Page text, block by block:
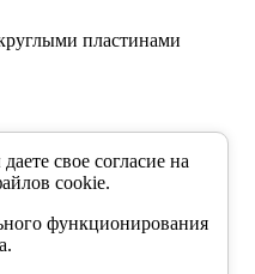
пластинами
пластинами
пластинами
свое согласие на
cookie.
функционирования